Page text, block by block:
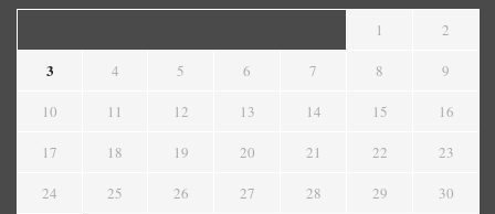
1 2
3 4 5 6 7 8 9
10 11 12 13 14 15 16
17 18 19 20 21 22 23
24 25 26 27 28 29 30